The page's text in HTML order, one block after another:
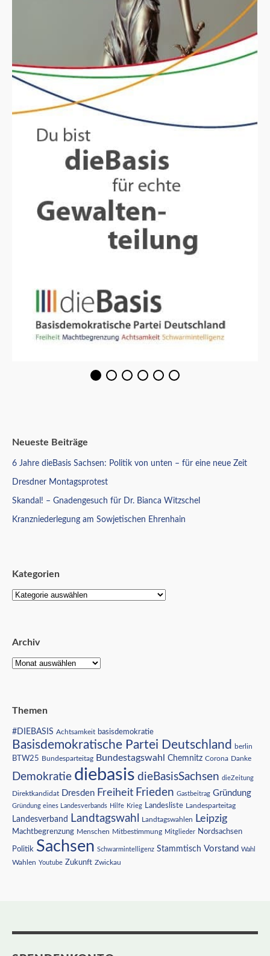
Neueste Beiträge
6 Jahre dieBasis Sachsen: Politik von unten – für eine neue Zeit
Dresdner Montagsprotest
Skandal! – Gnadengesuch für Dr. Bianca Witzschel
Kranzniederlegung am Sowjetischen Ehrenhain
Kategorien
Archiv
Themen
#DIEBASIS Achtsamkeit basisdemokratie
Basisdemokratische Partei Deutschland berlin
BTW25 Bundesparteitag Bundestagswahl Chemnitz Corona Danke
Demokratie diebasis dieBasisSachsen dieZeitung
Direktkandidat Dresden Freiheit Frieden Gastbeitrag Gründung
Gründung eines Landesverbands Hilfe Krieg Landesliste Landesparteitag
Landesverband Landtagswahl Landtagswahlen Leipzig
Machtbegrenzung Menschen Mitbestimmung Mitglieder Nordsachsen
Politik Sachsen Schwarmintelligenz Stammtisch Vorstand Wahl
Wahlen Youtube Zukunft Zwickau